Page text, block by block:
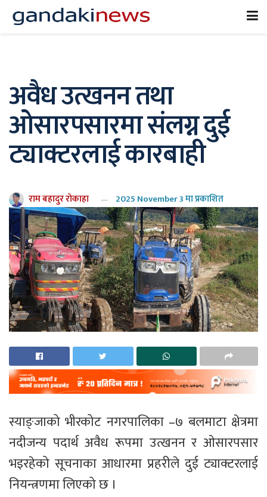
अवैध उत्खनन तथा
ओसारपसारमा संलग्न दुई
ट्याक्टरलाई कारबाही
राम बहादुर रोकाहा 2025 November 3 मा प्रकाशित
स्याङ्जाको भीरकोट नगरपालिका –७ बलमाटा क्षेत्रमा
नदीजन्य पदार्थ अवैध रूपमा उत्खनन र ओसारपसार
भइरहेको सूचनाका आधारमा प्रहरीले दुई ट्याक्टरलाई
नियन्त्रणमा लिएको छ ।